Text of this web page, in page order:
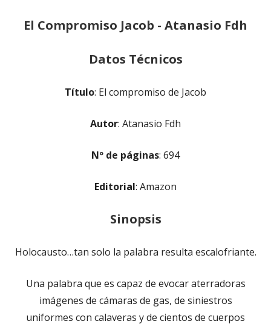
El Compromiso Jacob - Atanasio Fdh
Datos Técnicos
Título: El compromiso de Jacob
Autor: Atanasio Fdh
Nº de páginas: 694
Editorial: Amazon
Sinopsis
Holocausto…tan solo la palabra resulta escalofriante.
Una palabra que es capaz de evocar aterradoras
imágenes de cámaras de gas, de siniestros
uniformes con calaveras y de cientos de cuerpos